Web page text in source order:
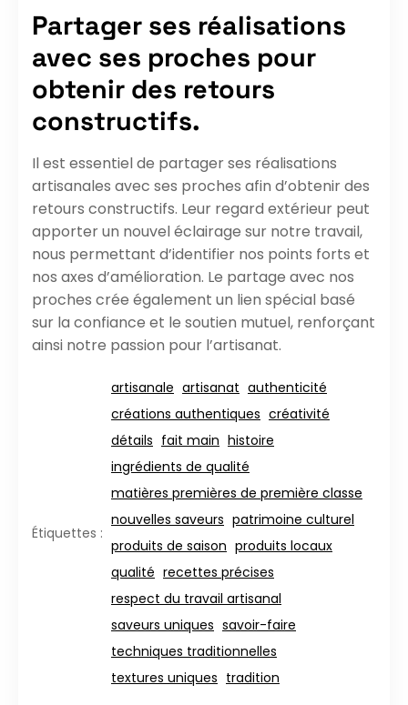
Partager ses réalisations
avec ses proches pour
obtenir des retours
constructifs.
Il est essentiel de partager ses réalisations
artisanales avec ses proches afin d’obtenir des
retours constructifs. Leur regard extérieur peut
apporter un nouvel éclairage sur notre travail,
nous permettant d’identifier nos points forts et
nos axes d’amélioration. Le partage avec nos
proches crée également un lien spécial basé
sur la confiance et le soutien mutuel, renforçant
ainsi notre passion pour l’artisanat.
Étiquettes :
artisanale artisanat authenticité
créations authentiques créativité
détails fait main histoire
ingrédients de qualité
matières premières de première classe
nouvelles saveurs patrimoine culturel
produits de saison produits locaux
qualité recettes précises
respect du travail artisanal
saveurs uniques savoir-faire
techniques traditionnelles
textures uniques tradition